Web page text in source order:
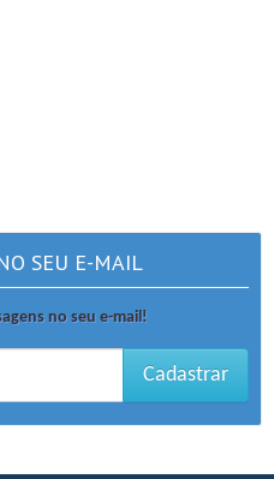
SEU E-MAIL
no seu e-mail!
Cadastrar